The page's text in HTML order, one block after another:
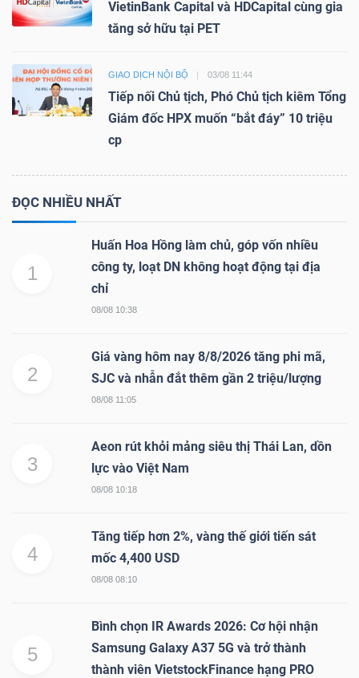
VietinBank Capital và HDCapital cùng gia
tăng sở hữu tại PET
GIAO DỊCH NỘI BỘ 03/08 11:44
Tiếp nối Chủ tịch, Phó Chủ tịch kiêm Tổng
Giám đốc HPX muốn “bắt đáy” 10 triệu
cp
ĐỌC NHIỀU NHẤT
1
Huấn Hoa Hồng làm chủ, góp vốn nhiều
công ty, loạt DN không hoạt động tại địa
chỉ
08/08 10:38
2
Giá vàng hôm nay 8/8/2026 tăng phi mã,
SJC và nhẫn đắt thêm gần 2 triệu/lượng
08/08 11:05
3
Aeon rút khỏi mảng siêu thị Thái Lan, dồn
lực vào Việt Nam
08/08 10:18
4
Tăng tiếp hơn 2%, vàng thế giới tiến sát
mốc 4,400 USD
08/08 08:10
5
Bình chọn IR Awards 2026: Cơ hội nhận
Samsung Galaxy A37 5G và trở thành
thành viên VietstockFinance hạng PRO